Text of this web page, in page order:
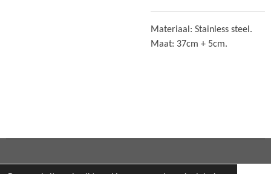
Materiaal: Stainless steel.
Maat: 37cm + 5cm.